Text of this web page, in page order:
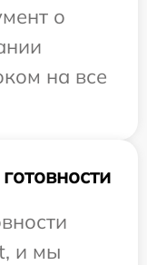
о
на все
и мы